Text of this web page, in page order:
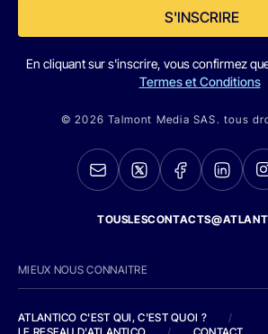
S'INSCRIRE
En cliquant sur s'inscrire, vous confirmez
Termes et Conditions
© 2026 Talmont Media SAS. tous
MIEUX NOUS CONNAITRE
ATLANTICO C'EST QUI, C'EST QUOI ?
/